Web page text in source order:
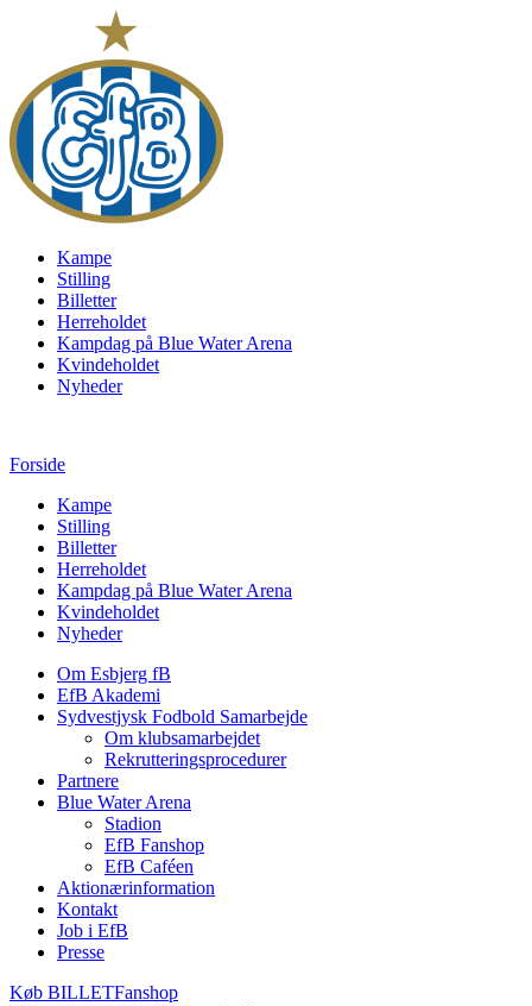
Kampe
Stilling
Billetter
Herreholdet
Kampdag på Blue Water Arena
Kvindeholdet
Nyheder
Forside
Kampe
Stilling
Billetter
Herreholdet
Kampdag på Blue Water Arena
Kvindeholdet
Nyheder
Om Esbjerg fB
EfB Akademi
Sydvestjysk Fodbold Samarbejde
Om klubsamarbejdet
Rekrutteringsprocedurer
Partnere
Blue Water Arena
Stadion
EfB Fanshop
EfB Caféen
Aktionærinformation
Kontakt
Job i EfB
Presse
Køb BILLETFanshop